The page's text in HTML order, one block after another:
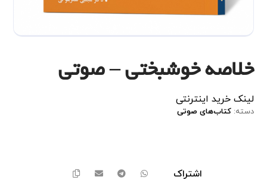
خلاصه خوشبختی – صوتی
لینکخرید اینترنتی
دسته:کتاب‌های صوتی